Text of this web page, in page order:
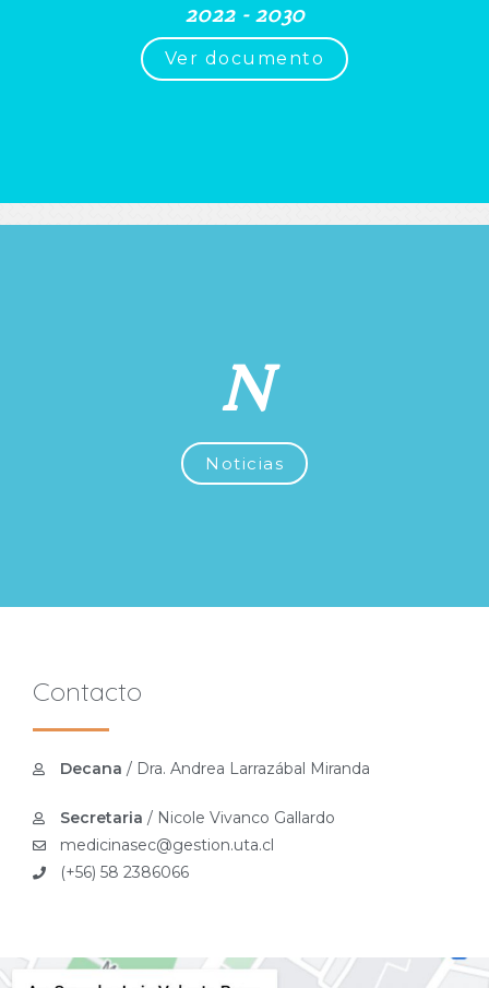
2022 - 2030
Ver documento
N
Noticias
Contacto
Decana / Dra. Andrea Larrazábal Miranda
Secretaria / Nicole Vivanco Gallardo
medicinasec@gestion.uta.cl
(+56) 58 2386066